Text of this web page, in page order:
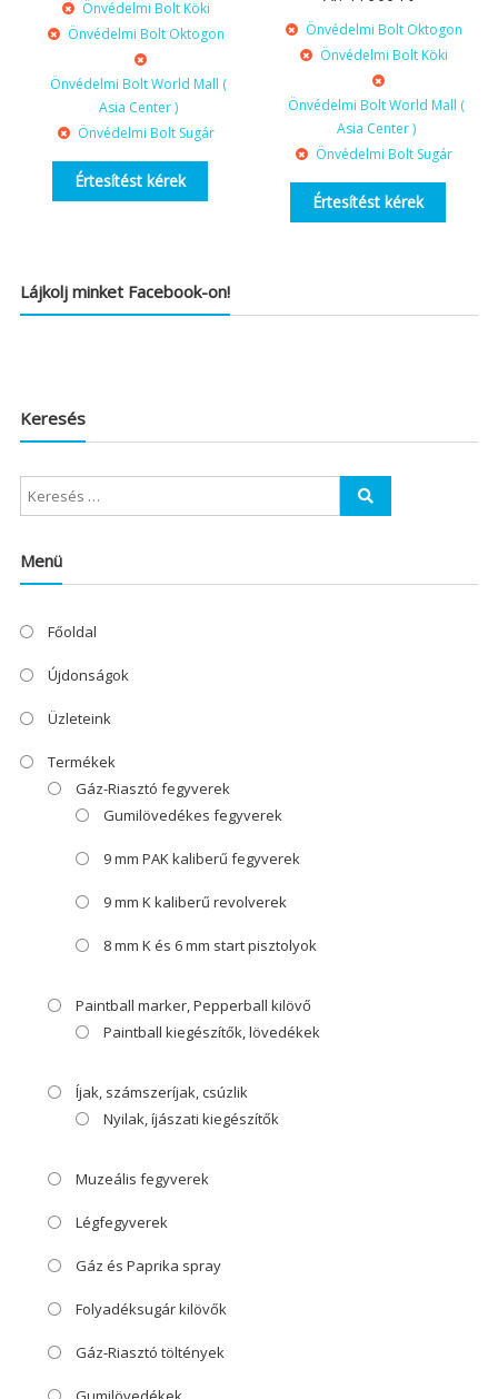
Önvédelmi Bolt Köki
Önvédelmi Bolt Oktogon
Önvédelmi Bolt World Mall (
Asia Center )
Önvédelmi Bolt Sugár
Értesítést kérek
Önvédelmi Bolt Oktogon
Önvédelmi Bolt Köki
Önvédelmi Bolt World Mall (
Asia Center )
Önvédelmi Bolt Sugár
Értesítést kérek
Lájkolj minket Facebook-on!
Keresés
Menü
Főoldal
Újdonságok
Üzleteink
Termékek
Gáz-Riasztó fegyverek
Gumilövedékes fegyverek
9 mm PAK kaliberű fegyverek
9 mm K kaliberű revolverek
8 mm K és 6 mm start pisztolyok
Paintball marker, Pepperball kilövő
Paintball kiegészítők, lövedékek
Íjak, számszeríjak, csúzlik
Nyilak, íjászati kiegészítők
Muzeális fegyverek
Légfegyverek
Gáz és Paprika spray
Folyadéksugár kilövők
Gáz-Riasztó töltények